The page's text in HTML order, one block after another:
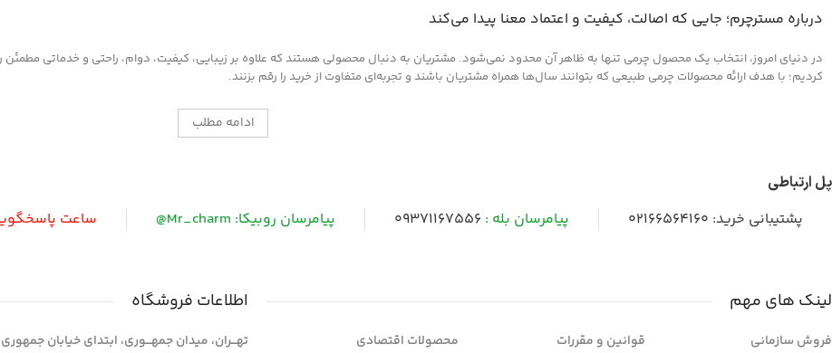
درباره مسترچرم؛ جایی که اصالت، کیفیت و اعتماد معنا پیدا می‌کند
در دنیای امروز، انتخاب یک محصول چرمی تنها به ظاهر آن محدود نمی‌شود. مشتریان به دنبال محصولی هستند که علاوه بر زیبایی، کیفیت، دوام، راحتی و خدماتی مطمئن
کردیم؛ با هدف ارائه محصولات چرمی طبیعی که بتوانند سال‌ها همراه مشتریان باشند و تجربه‌ای متفاوت از خرید را رقم بزنند.
ادامه مطلب
پل ارتباطی
پشتیبانی خرید: 02166564160 پیامرسان بله : 09371167556 پیامرسان روبیکا: Mr_charm@ ساعت پاسخگویی: 9
لینک های مهم
فروش سازمانی قوانین و مقررات محصولات اقتصادی
اطلاعات فروشگاه
تهـــران، میدان جمهـــوری، ابتدای خیابان